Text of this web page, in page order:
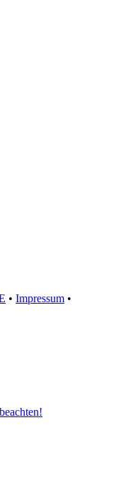
• Impressum •